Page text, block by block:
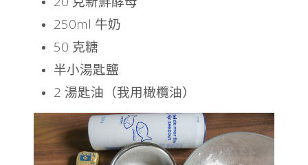
250ml 牛奶
50 克糖
半小湯匙鹽
2 湯匙油（我用橄欖油）